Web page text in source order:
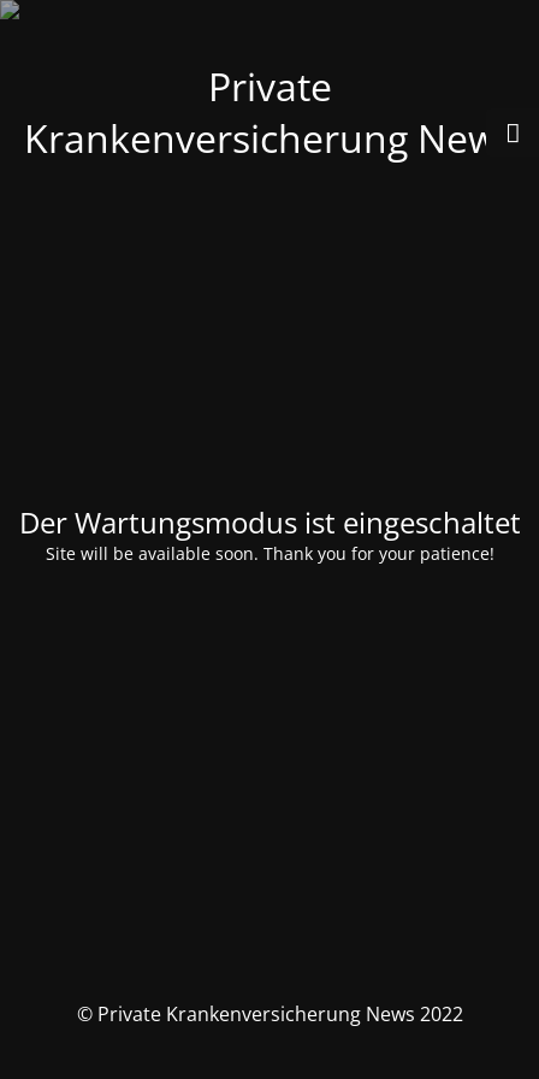
Private
Krankenversicherung News
Der Wartungsmodus ist eingeschaltet
Site will be available soon. Thank you for your patience!
© Private Krankenversicherung News 2022